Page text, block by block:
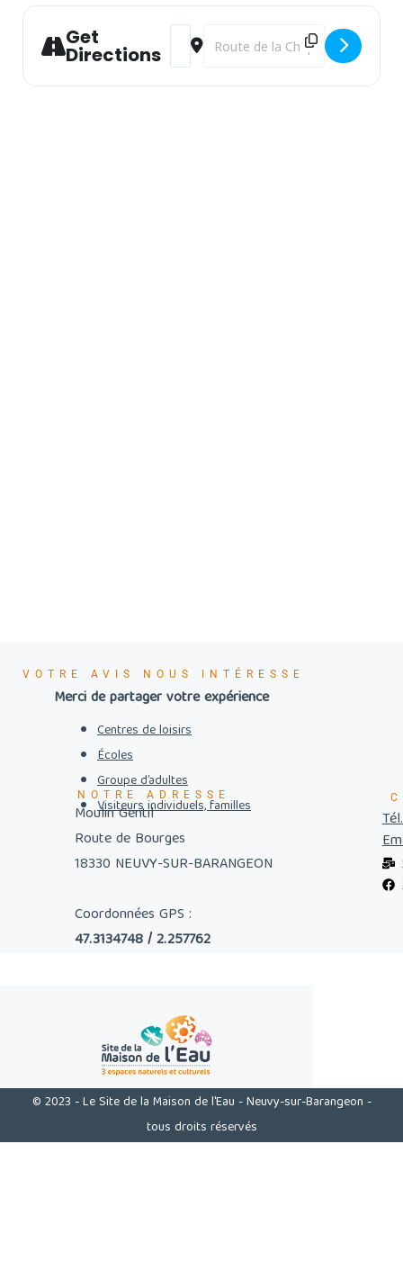
Get
Directions
Address - Tourbière de la Guette
Destination Address - Tourbière
VOTRE AVIS NOUS INTÉRESSE
Merci de partager votre expérience
Centres de loisirs
Écoles
Groupe d’adultes
Visiteurs individuels, familles
NOTRE ADRESSE
Moulin Gentil
Route de Bourges
18330 NEUVY-SUR-BARANGEON
Coordonnées GPS :
47.3134748 / 2.257762
© 2023 - Le Site de la Maison de l'Eau - Neuvy-sur-Barangeon -
tous droits réservés